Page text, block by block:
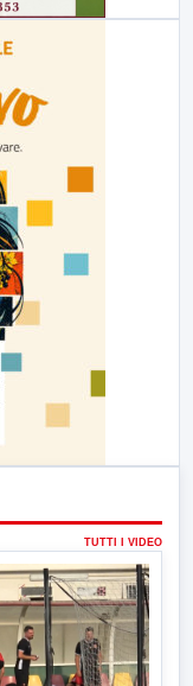
TUTTI I VIDEO